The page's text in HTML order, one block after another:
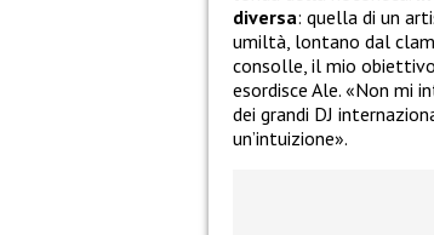
diversa: quella di un
umiltà, lontano dal
consolle, il mio
esordisce Ale. «Non mi
dei grandi DJ
un’intuizione».